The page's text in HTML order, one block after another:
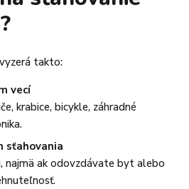
takto:
vecí
krabice, bicykle, záhradné
sťahovania
najmä ak odovzdávate byt alebo